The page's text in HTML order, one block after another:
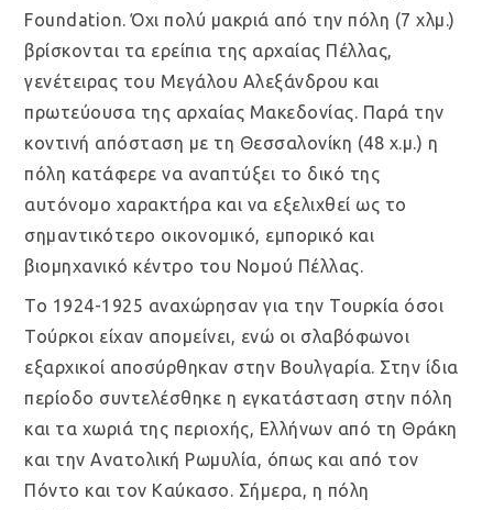
Foundation. Όχι πολύ μακριά από την πόλη (7 χλμ.)
βρίσκονται τα ερείπια της αρχαίας Πέλλας,
γενέτειρας του Μεγάλου Αλεξάνδρου και
πρωτεύουσα της αρχαίας Μακεδονίας. Παρά την
κοντινή απόσταση με τη Θεσσαλονίκη (48 χ.μ.) η
πόλη κατάφερε να αναπτύξει το δικό της
αυτόνομο χαρακτήρα και να εξελιχθεί ως το
σημαντικότερο οικονομικό, εμπορικό και
βιομηχανικό κέντρο του Νομού Πέλλας.
Το 1924-1925 αναχώρησαν για την Τουρκία όσοι
Τούρκοι είχαν απομείνει, ενώ οι σλαβόφωνοι
εξαρχικοί αποσύρθηκαν στην Βουλγαρία. Στην ίδια
περίοδο συντελέσθηκε η εγκατάσταση στην πόλη
και τα χωριά της περιοχής, Ελλήνων από τη Θράκη
και την Ανατολική Ρωμυλία, όπως και από τον
Πόντο και τον Καύκασο. Σήμερα, η πόλη